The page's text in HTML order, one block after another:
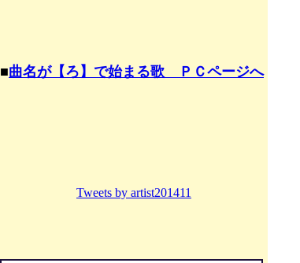
■曲名が【ろ】で始まる歌 ＰＣページへ
Tweets by artist201411